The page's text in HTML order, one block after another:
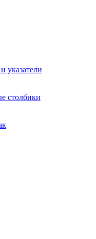
указатели
столбики